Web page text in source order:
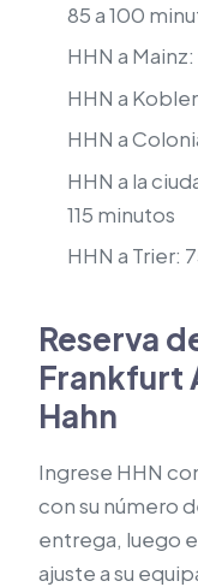
85 a 100
HHN a
HHN a
HHN a
HHN a la
115 minutos
HHN a Trier:
Reserva
Frankfurt
Hahn
Ingrese HHN
con su número
entrega, luego
ajuste a su